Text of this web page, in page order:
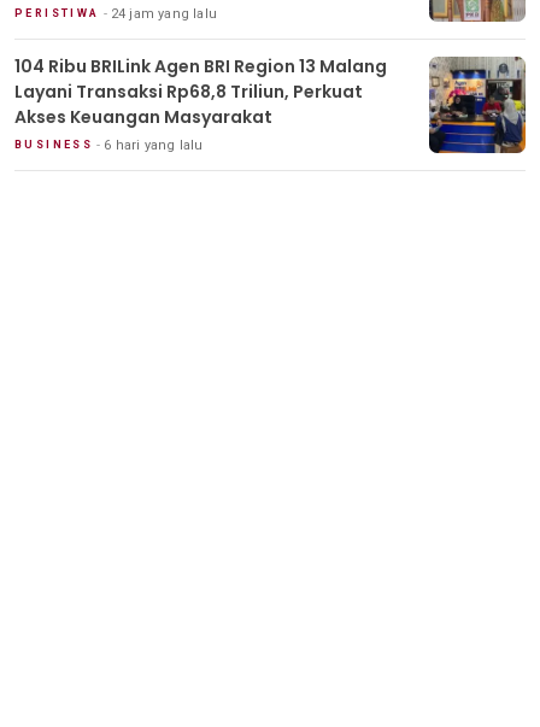
PERISTIWA 24 jam yang lalu
104 Ribu BRILink Agen BRI Region 13 Malang
Layani Transaksi Rp68,8 Triliun, Perkuat
Akses Keuangan Masyarakat
BUSINESS 6 hari yang lalu